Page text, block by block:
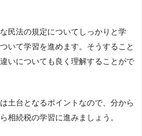
民法の規定についてしっかりと学
いて学習を進めます。そうすること
いについても良く理解することがで
土台となるポイントなので、分から
相続税の学習に進みましょう。